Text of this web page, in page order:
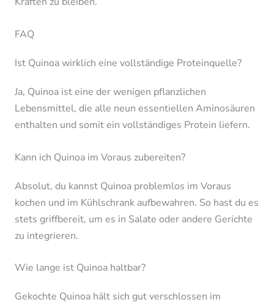
FAQ
Ist Quinoa wirklich eine vollständige Proteinquelle?
Ja, Quinoa ist eine der wenigen pflanzlichen
Lebensmittel, die alle neun essentiellen Aminosäuren
enthalten und somit ein vollständiges Protein liefern.
Kann ich Quinoa im Voraus zubereiten?
Absolut, du kannst Quinoa problemlos im Voraus
kochen und im Kühlschrank aufbewahren. So hast du es
stets griffbereit, um es in Salate oder andere Gerichte
zu integrieren.
Wie lange ist Quinoa haltbar?
Gekochte Quinoa hält sich gut verschlossen im